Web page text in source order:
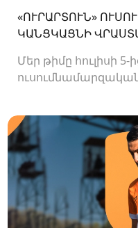
«ՈՒՐԱՐՏՈՒՆ»
ԿԱՆՑԿԱՑՆԻ
Մեր թիմը հուլիսի 5-